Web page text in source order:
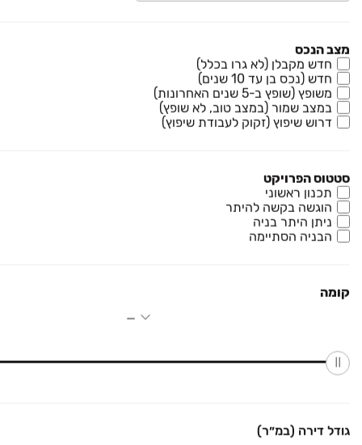
מצב הנכס
חדש מקבלן (לא גרו בכלל)
חדש (נכס בן עד 10 שנים)
משופץ (שופץ ב-5 שנים האחרונות)
במצב שמור (במצב טוב, לא שופץ)
דרוש שיפוץ (זקוק לעבודת שיפוץ)
סטטוס הפרויקט
תכנון ראשוני
הוגשה בקשה להיתר
ניתן היתר בניה
הבניה הסתיימה
קומה
גודל דירה (במ״ר)
₪ 1,600,000
שאול המלך 100
בית פרטי/ קוטג', מרכז העיר, בית שאן
5.5 חדרים • קומה ‎קרקע‏ • 256 מ״ר